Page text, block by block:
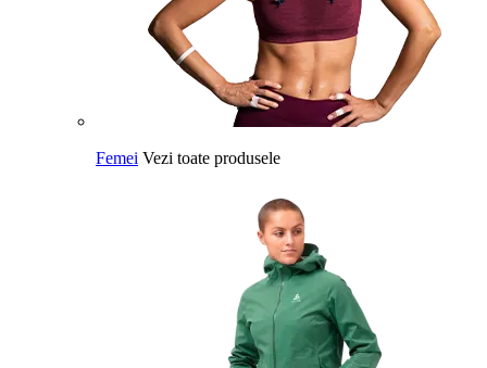
Femei Vezi toate produsele